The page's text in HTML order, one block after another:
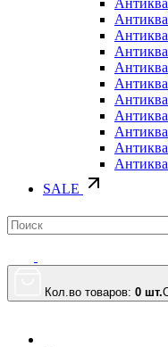
SALE
Кол.во товаров: 0 шт.